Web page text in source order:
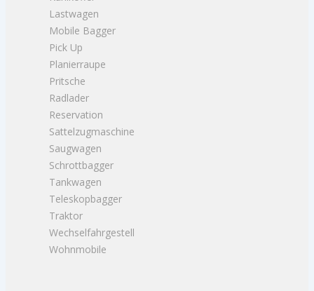
Lastwagen
Mobile Bagger
Pick Up
Planierraupe
Pritsche
Radlader
Reservation
Sattelzugmaschine
Saugwagen
Schrottbagger
Tankwagen
Teleskopbagger
Traktor
Wechselfahrgestell
Wohnmobile